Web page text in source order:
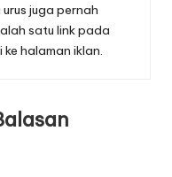
juga pernah
satu link pada
halaman iklan.